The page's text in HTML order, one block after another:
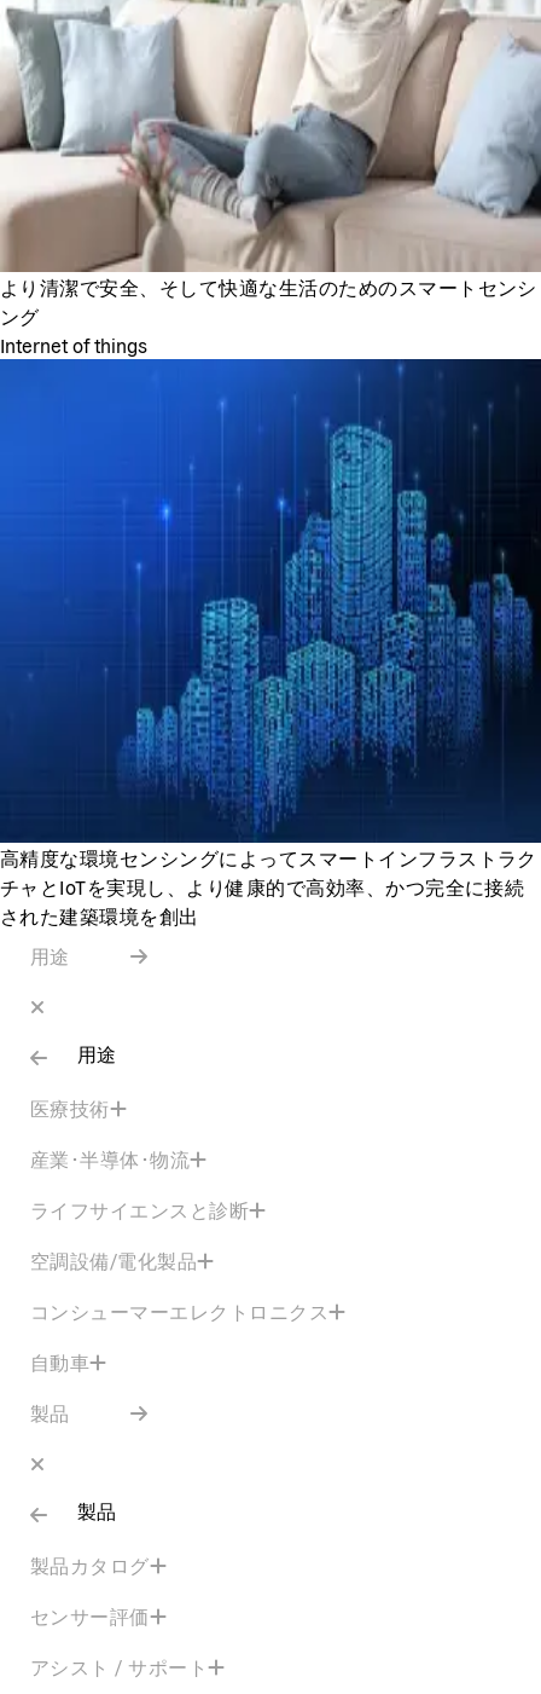
より清潔で安全、そして快適な生活のためのスマートセンシ
ング
Internet of things
高精度な環境センシングによってスマートインフラストラク
チャとIoTを実現し、より健康的で高効率、かつ完全に接続
された建築環境を創出
用途
用途
医療技術
産業･半導体･物流
ライフサイエンスと診断
空調設備/電化製品
コンシューマーエレクトロニクス
自動車
製品
製品
製品カタログ
センサー評価
アシスト / サポート